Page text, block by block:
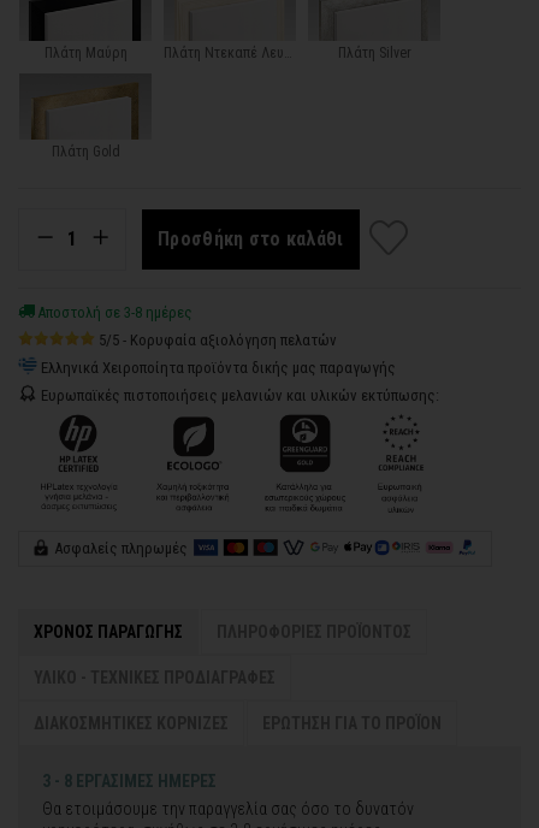
Πλάτη Μαύρη Πλάτη Silver
Πλάτη Gold
Προσθήκη στο καλάθι
Αποστολή σε 3-8 ημέρες
5/5 - Κορυφαία αξιολόγηση πελατών
Ελληνικά Χειροποίητα προϊόντα δικής μας παραγωγής
Ευρωπαϊκές πιστοποιήσεις μελανιών και υλικών εκτύπωσης:
Ασφαλείς πληρωμές
ΧΡΟΝΟΣ ΠΑΡΑΓΩΓΗΣ
3 - 8 ΕΡΓΑΣΙΜΕΣ ΗΜΕΡΕΣ
Θα ετοιμάσουμε την παραγγελία σας όσο το δυνατόν